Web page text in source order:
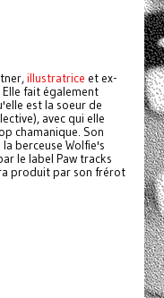
illustratrice et ex-
fait également
est la soeur de
avec qui elle
chamanique. Son
berceuse Wolfie's
le label Paw tracks
produit par son frérot